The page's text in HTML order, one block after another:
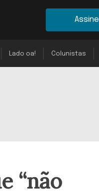
Assine
Lado oa! Colunistas
“não